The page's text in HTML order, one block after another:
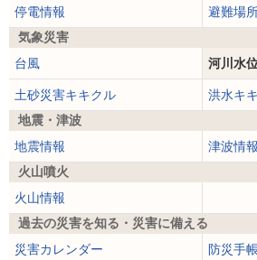
停電情報
避難場
気象災害
台風
河川水
土砂災害キキクル
洪水キ
地震・津波
地震情報
津波情報
火山噴火
火山情報
過去の災害を知る・災害に備える
災害カレンダー
防災手